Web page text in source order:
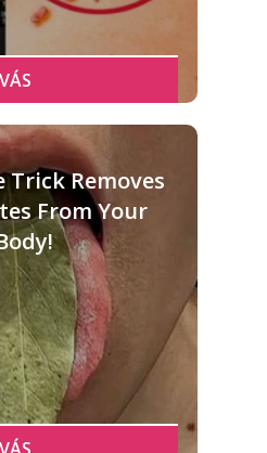
Trick Removes
From Your